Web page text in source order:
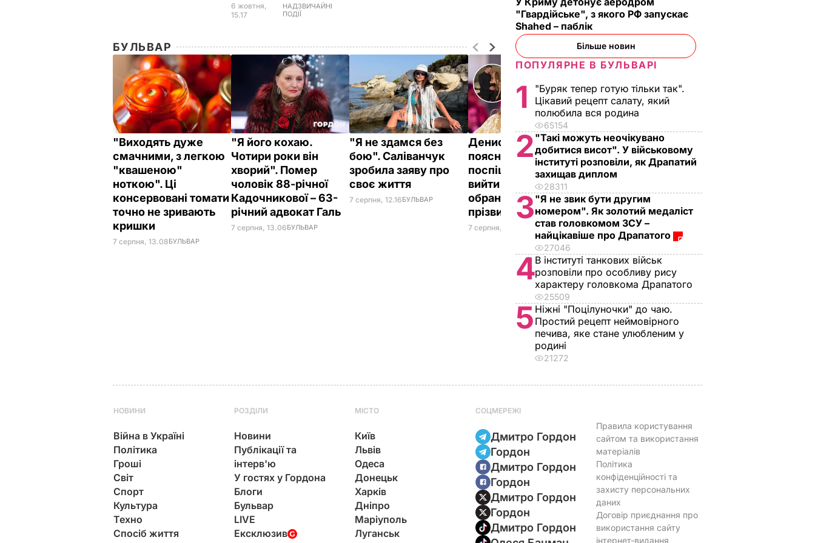
6 жовтня,
15.17
НАДЗВИЧАЙНІ
ПОДІЇ
БУЛЬВАР
"Виходять дуже
смачними, з легкою
"квашеною"
ноткою". Ці
консервовані томати
точно не зривають
кришки
7 серпня, 13.08БУЛЬВАР
"Я його кохаю.
Чотири роки він
хворий". Помер
чоловік 88-річної
Кадочникової – 63-
річний адвокат Галь
7 серпня, 13.06БУЛЬВАР
"Я не здамся без
бою". Саліванчук
зробила заяву про
своє життя
7 серпня, 12.16БУЛЬВАР
Денисенко
пояснила, чому
поспішає до осені
вийти заміж за
обранця, який змінив
прізвище
7 серпня, 11.45 БУЛЬВАР
"У неї сталеві
нерви". Драпатий –
вперше відверто про
дружиною
7 серпня, 11.19БУЛЬВАР
"Гвардійське", з якого РФ запускає
Shahed – паблік
Більше новин
ПОПУЛЯРНЕ В БУЛЬВАРІ
1
"Буряк тепер готую тільки так".
Цікавий рецепт салату, який
полюбила вся родина
65154
2 "Такі можуть неочікувано
добитися висот". У військовому
інституті розповіли, як Драпатий
захищав диплом
28311
3"Я не звик бути другим
номером". Як золотий медаліст
став головкомом ЗСУ –
найцікавіше про Драпатого
27046
4В інституті танкових військ
розповіли про особливу рису
характеру головкома Драпатого
25509
5 Ніжні "Поцілуночки" до чаю.
Простий рецепт неймовірного
печива, яке стане улюбленим у
родині
21272
НОВИНИ
Війна в Україні
Політика
Гроші
Світ
Спорт
Культура
Техно
Спосіб життя
РОЗДІЛИ
Новини
Публікації та
інтерв'ю
У гостях у Гордона
Блоги
Бульвар
LIVE
Ексклюзив
МІСТО
Київ
Львів
Одеса
Донецьк
Харків
Дніпро
Маріуполь
Луганськ
СОЦМЕРЕЖІ
Дмитро Гордон
Гордон
Дмитро Гордон
Гордон
Дмитро Гордон
Гордон
Дмитро Гордон
Правила користування
сайтом та використання
матеріалів
Політика
конфіденційності та
захисту персональних
даних
Договір приєднання про
використання сайту
інтернет-видання